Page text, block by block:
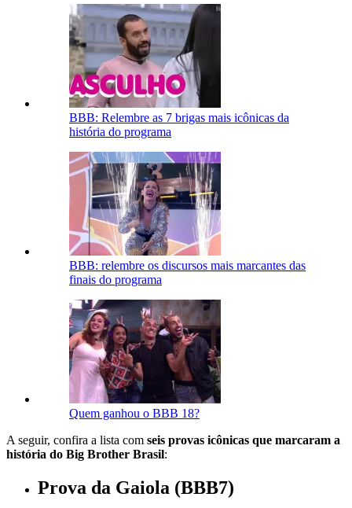
BBB: Relembre as 7 brigas mais icônicas da
história do programa
BBB: relembre os discursos mais marcantes das
finais do programa
Quem ganhou o BBB 18?
A seguir, confira a lista com seis provas icônicas que marcaram a
história do Big Brother Brasil:
Prova da Gaiola (BBB7)